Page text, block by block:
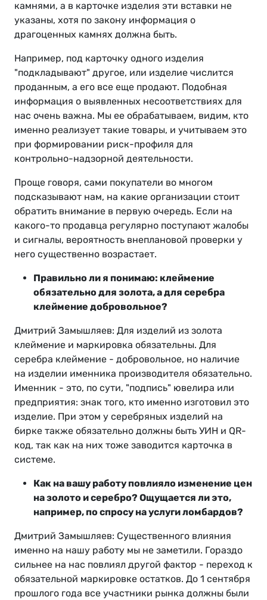
камнями, а в карточке изделия эти вставки не
указаны, хотя по закону информация о
драгоценных камнях должна быть.
Например, под карточку одного изделия
"подкладывают" другое, или изделие числится
проданным, а его все еще продают. Подобная
информация о выявленных несоответствиях для
нас очень важна. Мы ее обрабатываем, видим, кто
именно реализует такие товары, и учитываем это
при формировании риск-профиля для
контрольно-надзорной деятельности.
Проще говоря, сами покупатели во многом
подсказывают нам, на какие организации стоит
обратить внимание в первую очередь. Если на
какого-то продавца регулярно поступают жалобы
и сигналы, вероятность внеплановой проверки у
него существенно возрастает.
Правильно ли я понимаю: клеймение
обязательно для золота, а для серебра
клеймение добровольное?
Дмитрий Замышляев: Для изделий из золота
клеймение и маркировка обязательны. Для
серебра клеймение - добровольное, но наличие
на изделии именника производителя обязательно.
Именник - это, по сути, "подпись" ювелира или
предприятия: знак того, кто именно изготовил это
изделие. При этом у серебряных изделий на
бирке также обязательно должны быть УИН и QR-
код, так как на них тоже заводится карточка в
системе.
Как на вашу работу повлияло изменение цен
на золото и серебро? Ощущается ли это,
например, по спросу на услуги ломбардов?
Дмитрий Замышляев: Существенного влияния
именно на нашу работу мы не заметили. Гораздо
сильнее на нас повлиял другой фактор - переход к
обязательной маркировке остатков. До 1 сентября
прошлого года все участники рынка должны были